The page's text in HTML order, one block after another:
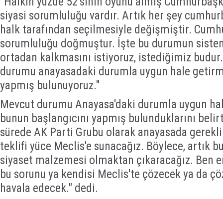
siyasi sorumluluğu vardır. Artık her şey
halk tarafından seçilmesiyle değişmiştir.
sorumluluğu doğmuştur. İşte bu durumun
ortadan kalkmasını istiyoruz, istediğimiz
durumu anayasadaki durumla uygun hale
yapmış bulunuyoruz."
Mevcut durumu Anayasa'daki durumla uygun
bunun başlangıcını yapmış bulunduklarını
sürede AK Parti Grubu olarak anayasada
teklifi yüce Meclis'e sunacağız. Böylece, artık
siyaset malzemesi olmaktan çıkaracağız. Ben
bu sorunu ya kendisi Meclis'te çözecek ya da
havala edecek." dedi.